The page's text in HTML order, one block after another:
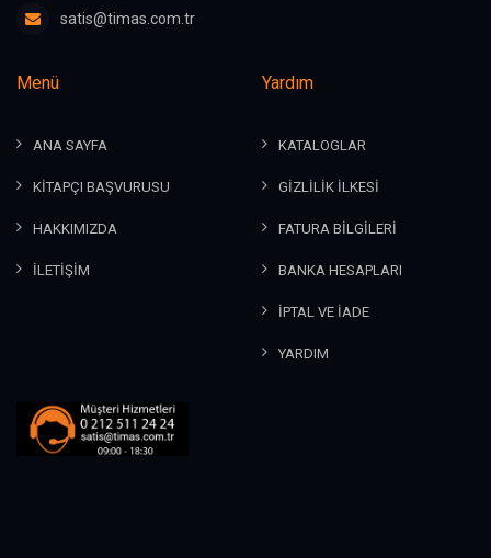
satis@timas.com.tr
Menü
ANA SAYFA
KİTAPÇI BAŞVURUSU
HAKKIMIZDA
İLETİŞİM
Yardım
KATALOGLAR
GİZLİLİK İLKESİ
FATURA BİLGİLERİ
BANKA HESAPLARI
İPTAL VE İADE
YARDIM